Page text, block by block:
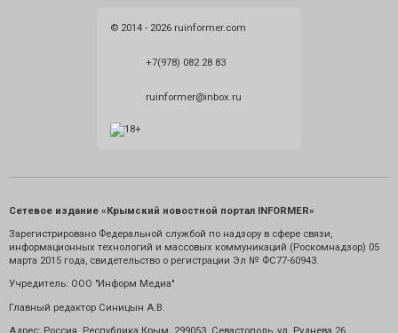
© 2014 - 2026 ruinformer.com
+7(978) 082 28 83
ruinformer@inbox.ru
Сетевое издание «Крымский новостной портал INFORMER»
Зарегистрировано Федеральной службой по надзору в сфере связи,
информационных технологий и массовых коммуникаций (Роскомнадзор) 05
марта 2015 года, свидетельство о регистрации Эл № ФС77-60943.
Учредитель: ООО "Информ Медиа"
Главный редактор Синицын А.В.
Адрес: Россия. Республика Крым. 299053. Севастополь, ул. Руднева 26.